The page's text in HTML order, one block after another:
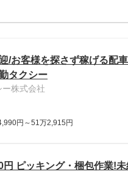
/お客様を探さず稼げる配
タクシー
株式会社
円～51万2,915円
円 ピッキング・梱包作業!